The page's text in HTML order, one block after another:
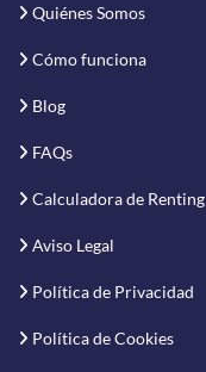
Quiénes Somos
Cómo funciona
Blog
FAQs
Calculadora de Renting
Aviso Legal
Política de Privacidad
Política de Cookies